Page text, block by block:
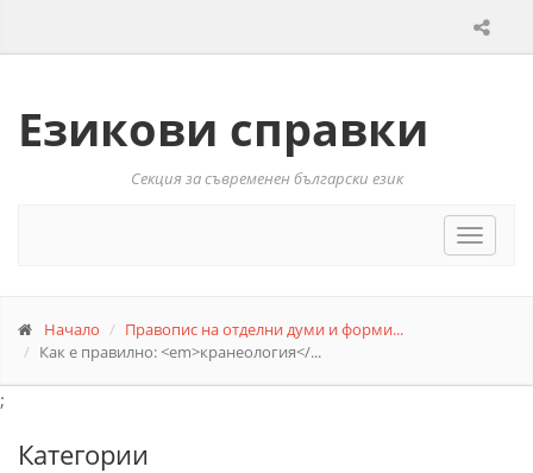
Езикови справки
Секция за съвременен български език
Toggle
Начало
Правопис на отделни думи и форми...
Как е правилно: <em>кранеология</...
;
Категории